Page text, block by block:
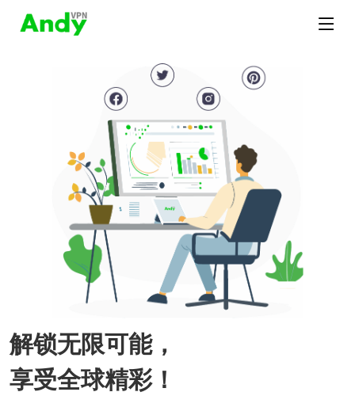
解锁无限可能，
享受全球精彩！